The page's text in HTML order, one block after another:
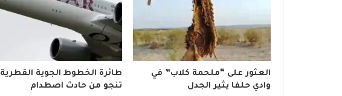
العثور على “ملحمة كلاب” في
وادي حلفا يثير الجدل
طائرة الخطوط الجوية القطرية
تنجو من حادث اصطدام